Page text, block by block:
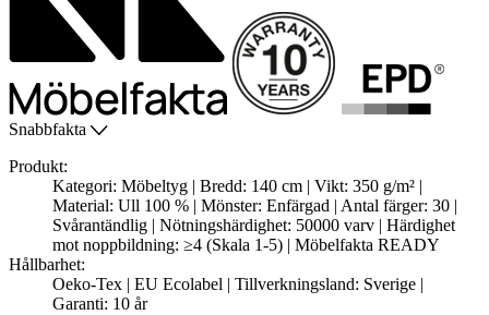
Snabbfakta
Produkt:
Kategori: Möbeltyg | Bredd: 140 cm | Vikt: 350 g/m² |
Material: Ull 100 % | Mönster: Enfärgad | Antal färger: 30 |
Svårantändlig | Nötningshärdighet: 50000 varv | Härdighet
mot noppbildning: ≥4 (Skala 1-5) | Möbelfakta READY
Hållbarhet:
Oeko-Tex | EU Ecolabel | Tillverkningsland: Sverige |
Garanti: 10 år